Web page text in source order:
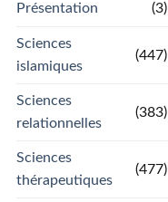
Présentation (3)
Sciences
islamiques
(447)
Sciences
relationnelles
(383)
Sciences
thérapeutiques
(477)